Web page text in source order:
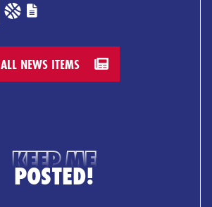
ALL NEWS ITEMS
KEEP ME
POSTED!